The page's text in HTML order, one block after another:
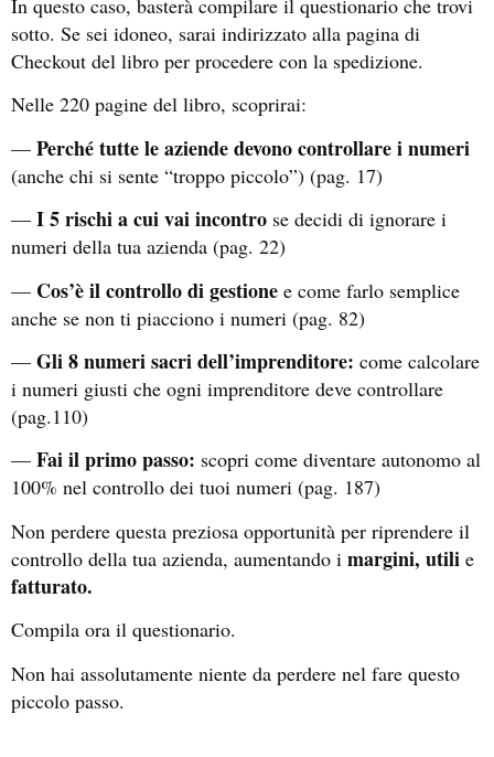
In questo caso, basterà compilare il questionario che trovi
sotto. Se sei idoneo, sarai indirizzato alla pagina di
Checkout del libro per procedere con la spedizione.
Nelle 220 pagine del libro, scoprirai:
— Perché tutte le aziende devono controllare i numeri
(anche chi si sente “troppo piccolo”) (pag. 17)
— I 5 rischi a cui vai incontro se decidi di ignorare i
numeri della tua azienda (pag. 22)
— Cos’è il controllo di gestione e come farlo semplice
anche se non ti piacciono i numeri (pag. 82)
— Gli 8 numeri sacri dell’imprenditore: come calcolare
i numeri giusti che ogni imprenditore deve controllare
(pag.110)
— Fai il primo passo: scopri come diventare autonomo al
100% nel controllo dei tuoi numeri (pag. 187)
Non perdere questa preziosa opportunità per riprendere il
controllo della tua azienda, aumentando i margini, utili e
fatturato.
Compila ora il questionario.
Non hai assolutamente niente da perdere nel fare questo
piccolo passo.